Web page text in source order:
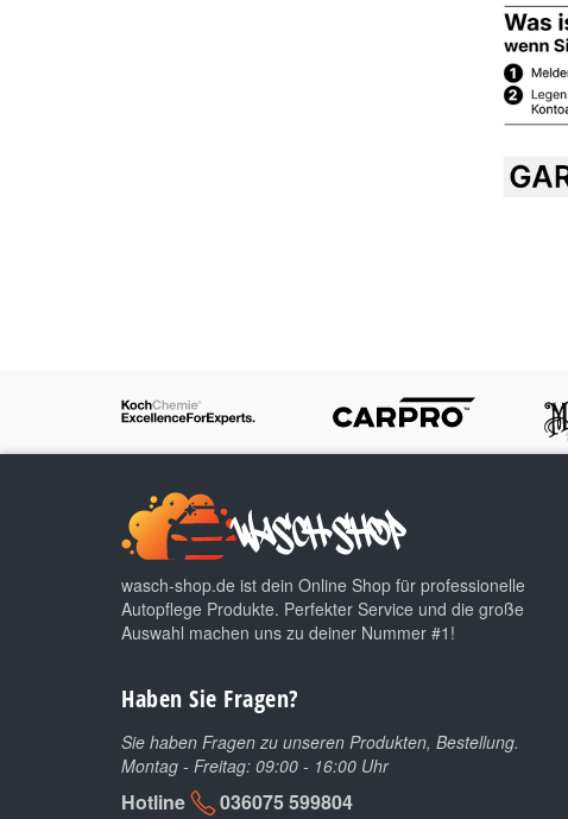
wasch-shop.de ist dein Online Shop für professionelle
Autopflege Produkte. Perfekter Service und die große
Auswahl machen uns zu deiner Nummer #1!
Haben Sie Fragen?
Sie haben Fragen zu unseren Produkten, Bestellung.
Montag - Freitag: 09:00 - 16:00 Uhr
Hotline 036075 599804